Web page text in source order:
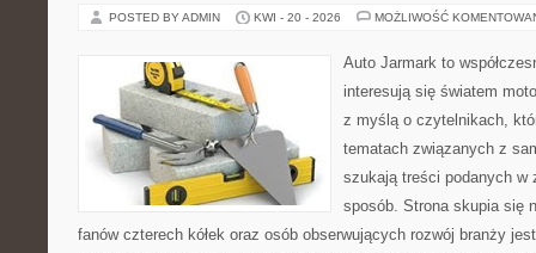
POSTED BY ADMIN KWI - 20 - 2026 MOŻLIWOŚĆ
Auto Jarmark to
interesują się światem
z myślą o czytelnikach,
tematach związanych z
szukają treści podanych w
sposób. Strona skupia się
fanów czterech kółek oraz osób obserwujących rozwój branży